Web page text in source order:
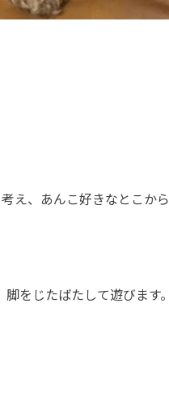
え、あんこ好きなとこから
をじたばたして遊びます。